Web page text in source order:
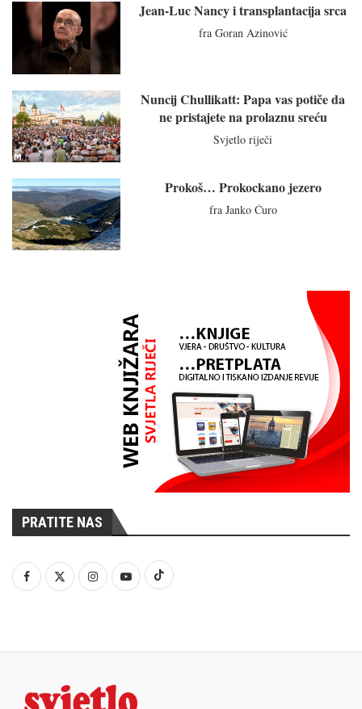
Jean-Luc Nancy i transplantacija srca
fra Goran Azinović
Nuncij Chullikatt: Papa vas potiče da
ne pristajete na prolaznu sreću
Svjetlo riječi
Prokoš… Prokockano jezero
fra Janko Ćuro
PRATITE NAS